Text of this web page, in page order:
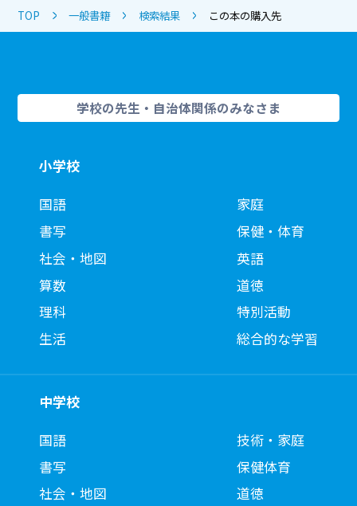
TOP 一般書籍 検索結果 この本の購入先
学校の先生・自治体関係のみなさま
小学校
国語
書写
社会・地図
算数
理科
生活
家庭
保健・体育
英語
道徳
特別活動
総合的な学習
中学校
国語
書写
社会・地図
技術・家庭
保健体育
道徳